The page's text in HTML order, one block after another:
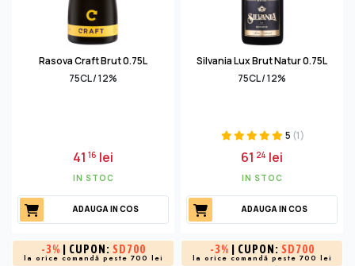
Rasova Craft Brut 0.75L
75CL / 12%
4116 lei
IN STOC
ADAUGA IN COS
Silvania Lux Brut Natur 0.75L
75CL / 12%
5 (1)
61 24 lei
IN STOC
ADAUGA IN COS
-3% | CUPON: SD700
la orice comandă peste 700 lei
-3% | CUPON: SD700
la orice comandă peste 700 lei